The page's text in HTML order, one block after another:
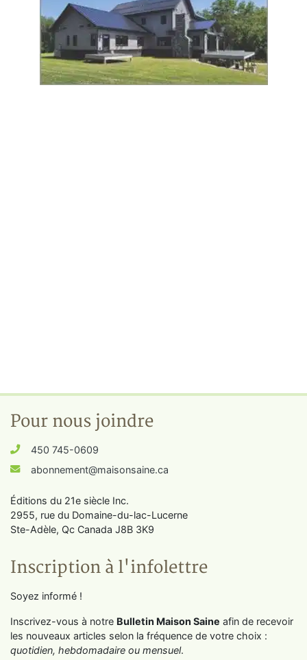
Pour nous joindre
450 745-0609
abonnement@maisonsaine.ca
Éditions du 21e siècle Inc.
2955, rue du Domaine-du-lac-Lucerne
Ste-Adèle, Qc Canada J8B 3K9
Inscription à l'infolettre
Soyez informé !
Inscrivez-vous à notre Bulletin Maison Saine afin de recevoir
les nouveaux articles selon la fréquence de votre choix :
quotidien, hebdomadaire ou mensuel.